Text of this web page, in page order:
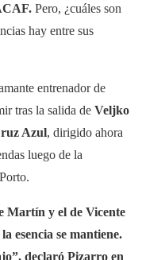
Pero, ¿cuáles son
hay entre sus
entrenador de
tras la salida de Veljko
Azul, dirigido ahora
luego de la
Martín y el de Vicente
esencia se mantiene.
declaró Pizarro en